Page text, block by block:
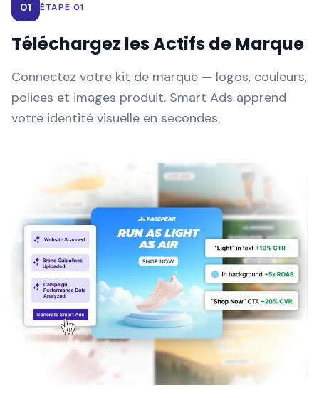
01 ÉTAPE 01
Téléchargez les Actifs de Marque
Connectez votre kit de marque — logos, couleurs,
polices et images produit. Smart Ads apprend
votre identité visuelle en secondes.